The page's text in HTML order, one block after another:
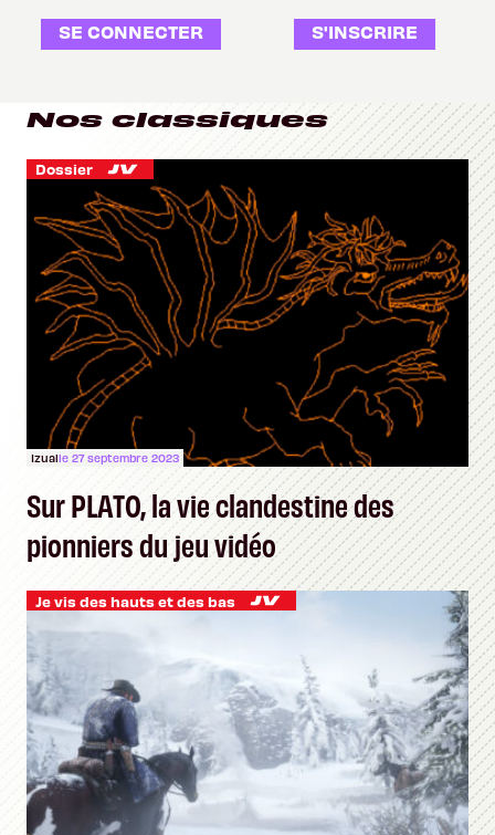
SE CONNECTER S'INSCRIRE
Nos classiques
Dossier
Izualle 27 septembre 2023
Sur PLATO, la vie clandestine des
pionniers du jeu vidéo
Je vis des hauts et des bas